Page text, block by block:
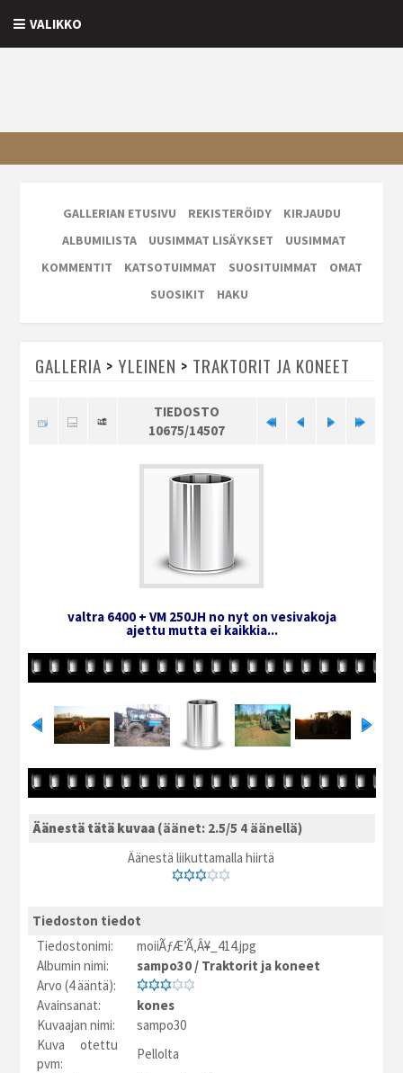
VALIKKO
GALLERIAN ETUSIVU REKISTERÖIDY
KIRJAUDU
ALBUMILISTA
UUSIMMAT LISÄYKSET
UUSIMMAT
KOMMENTIT
KATSOTUIMMAT SUOSITUIMMAT
OMAT
SUOSIKIT
HAKU
GALLERIA > YLEINEN > TRAKTORIT JA KONEET
TIEDOSTO
10675/14507
valtra 6400 + VM 250JH no nyt on vesivakoja
ajettu mutta ei kaikkia...
Äänestä tätä kuvaa (äänet: 2.5/5 4 äänellä)
Äänestä liikuttamalla hiirtä
Tiedoston tiedot
Tiedostonimi:
moiiÃƒÆ’Ã‚Â¥_414.jpg
Albumin nimi:
sampo30 / Traktorit ja koneet
Arvo (4 ääntä):
Avainsanat:
kones
Kuvaajan nimi:
sampo30
Kuva otettu
pvm:
Pellolta